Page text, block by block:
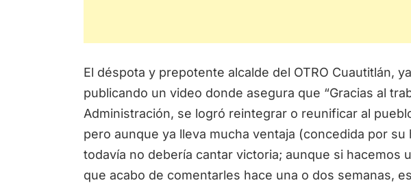
El déspota y prepotente alcalde del OTRO Cuautitlán,
publicando un video donde asegura que “Gracias al
Administración, se logró reintegrar o reunificar al
pero aunque ya lleva mucha ventaja (concedida por su
todavía no debería cantar victoria; aunque si hacemos
que acabo de comentarles hace una o dos semanas,